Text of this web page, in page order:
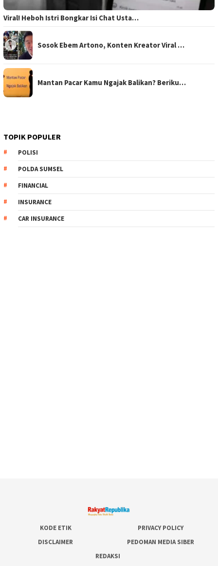
Viral! Heboh Istri Bongkar Isi Chat Usta…
Sosok Ebem Artono, Konten Kreator Viral …
Mantan Pacar Kamu Ngajak Balikan? Beriku…
TOPIK POPULER
POLISI
POLDA SUMSEL
FINANCIAL
INSURANCE
CAR INSURANCE
KODE ETIK
PRIVACY POLICY
DISCLAIMER
PEDOMAN MEDIA SIBER
REDAKSI